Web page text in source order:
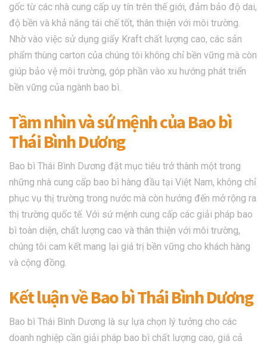
gốc từ các nhà cung cấp uy tín trên thế giới, đảm bảo độ dai,
độ bền và khả năng tái chế tốt, thân thiện với môi trường.
Nhờ vào việc sử dụng giấy Kraft chất lượng cao, các sản
phẩm thùng carton của chúng tôi không chỉ bền vững mà còn
giúp bảo vệ môi trường, góp phần vào xu hướng phát triển
bền vững của ngành bao bì.
Tầm nhìn và sứ mệnh của Bao bì
Thái Bình Dương
Bao bì Thái Bình Dương đặt mục tiêu trở thành một trong
những nhà cung cấp bao bì hàng đầu tại Việt Nam, không chỉ
phục vụ thị trường trong nước mà còn hướng đến mở rộng ra
thị trường quốc tế. Với sứ mệnh cung cấp các giải pháp bao
bì toàn diện, chất lượng cao và thân thiện với môi trường,
chúng tôi cam kết mang lại giá trị bền vững cho khách hàng
và cộng đồng.
Kết luận về Bao bì Thái Bình Dương
Bao bì Thái Bình Dương là sự lựa chọn lý tưởng cho các
doanh nghiệp cần giải pháp bao bì chất lượng cao, giá cả